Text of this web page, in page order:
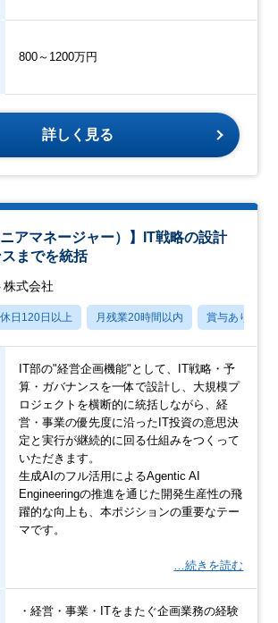
800～1200万円
詳しく見る
ニアマネージャー）】IT戦略の設計
までを統括
株式会社
休日120日以上 月残業20時間以内 賞与あり
IT部の"経営企画機能"として、IT戦略・予
算・ガバナンスを一体で設計し、大規模プ
ロジェクトを横断的に統括しながら、経
営・事業の優先度に沿ったIT投資の意思決
定と実行が継続的に回る仕組みをつくって
いただきます。
生成AIのフル活用によるAgentic AI
Engineeringの推進を通じた開発生産性の飛
躍的な向上も、本ポジションの重要なテー
マです。
…続きを読む
・経営・事業・ITをまたぐ企画業務の経験